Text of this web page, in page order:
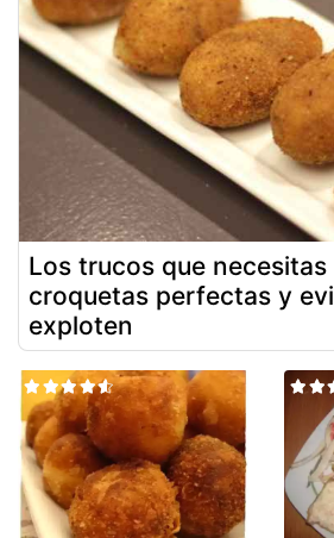
Los trucos que
croquetas perfectas y
exploten